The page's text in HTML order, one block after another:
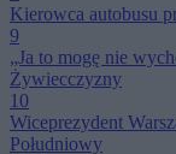
Kierowca autobusu
9
„Ja to mogę nie
Żywiecczyzny
10
Wiceprezydent
Południowy